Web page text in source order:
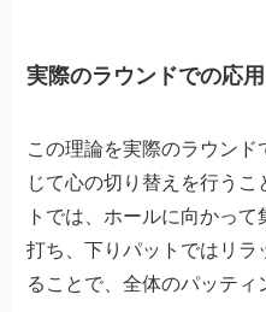
実際のラウンドでの応用
この理論を実際のラウン
じて心の切り替えを行う
トでは、ホールに向かっ
打ち、下りパットではリ
ることで、全体のパッティ